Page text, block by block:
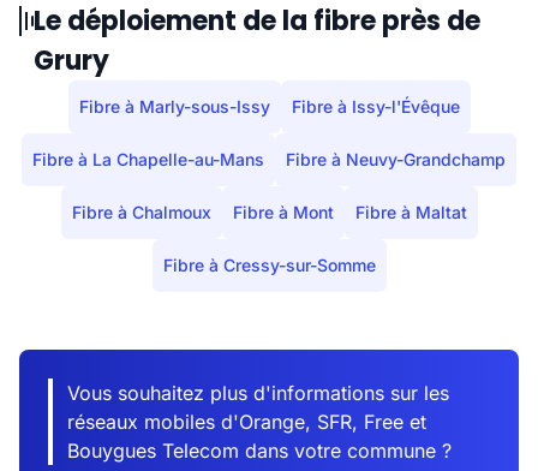
Le déploiement de la fibre près de
Grury
Fibre à Marly-sous-Issy Fibre à Issy-l'Évêque
Fibre à La Chapelle-au-Mans Fibre à Neuvy-Grandchamp
Fibre à Chalmoux Fibre à Mont Fibre à Maltat
Fibre à Cressy-sur-Somme
Vous souhaitez plus d'informations sur les
réseaux mobiles d'Orange, SFR, Free et
Bouygues Telecom dans votre commune ?